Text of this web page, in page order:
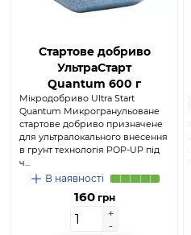
Стартове добриво
УльтраСтарт
Quantum 600 г
Мікродобриво Ultra Start
Quantum Микрогранульоване
стартове добриво призначене
для ультралокального внесення
в грунт технологія POP-UP під
ч...
В наявності
160грн
+
-
+
-